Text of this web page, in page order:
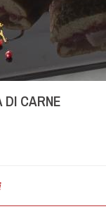
DI CARNE